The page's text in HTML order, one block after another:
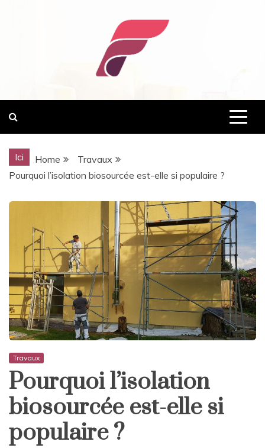
normandie-fnaim.com
Ici Home
Travaux
Pourquoi l’isolation biosourcée est-elle si populaire ?
Travaux
Pourquoi l’isolation
biosourcée est-elle si
populaire ?